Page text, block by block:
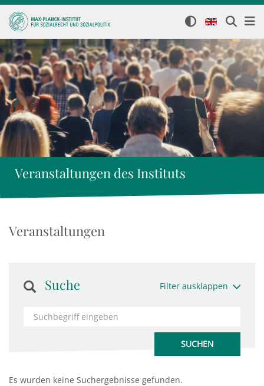
Veranstaltungen des Instituts
Veranstaltungen
Suche Filter ausklappen
Es wurden keine Suchergebnisse gefunden.